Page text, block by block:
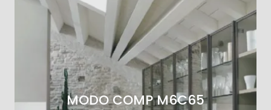
MODO COMP M6C65